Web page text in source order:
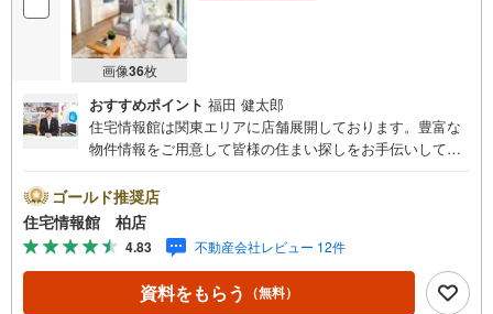
画像36枚
おすすめポイント 福田 健太郎
住宅情報館は関東エリアに店舗展開しております。豊富な
物件情報をご用意して皆様の住まい探しをお手伝いしてお
さい。【営業時間 10:00～19:00 火曜・水曜（祝日の場
合は営業いたします）】「資料請求」「内覧」のお問い合
わせは上記時間内ですとスムーズにご対応が可能です。ス
タッフ一同お客様のお問合せをお待ちしております。【住
宅ローン相談会】開催中無理のない住宅ローンの試算やご
購入の際にかかる諸費用の概算も行っております。しっか
ゴールド推奨店
住宅情報館 柏店
4.83 不動産会社レビュー 12件
資料をもらう （無料）